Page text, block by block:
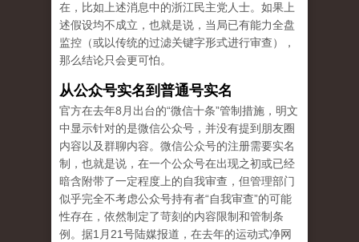
在，比如上述消息中的浙江民主党人士。如果上
述假设均不成立，也就是说，当局已有能力全盘
监控（或以传统的过滤关键字形式进行审查），
那么结论只会更可怕。
从公众号实名到普通号实名
官方在去年8月出台的“微信十条”管制措施，明文
中显示针对的是微信公众号，并没有提到朋友圈
内容以及群聊内容。微信公众号的注册需要实名
制，也就是说，在一个公众号在出现之初或已经
暗含附带了一定程度上的自我审查，但管理部门
似乎完全不考虑公众号持有者“自我审查”的可能
性存在，依然制定了苛刻的内容限制和管制条
例。据1月21号陆媒报道，在去年的运动式净网